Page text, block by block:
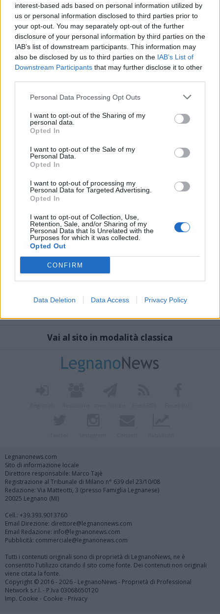
interest-based ads based on personal information utilized by
us or personal information disclosed to third parties prior to
your opt-out. You may separately opt-out of the further
disclosure of your personal information by third parties on the
IAB’s list of downstream participants. This information may
also be disclosed by us to third parties on the IAB’s List of
Downstream Participants that may further disclose it to other
Personal Data Processing Opt Outs
I want to opt-out of the Sharing of my
personal data.
Opted In
I want to opt-out of the Sale of my
Personal Data.
Opted In
I want to opt-out of processing my
Personal Data for Targeted Advertising.
Opted In
I want to opt-out of Collection, Use,
Retention, Sale, and/or Sharing of my
Personal Data that Is Unrelated with the
Purposes for which it was collected.
Opted Out
CONFIRM
Data Deletion Data Access Privacy Policy
articolo.
L'email è richiesta ma non verrà mostrata ai visitatori. Il contenuto di questo
commento esprime il pensiero dell'autore e non rappresenta la linea editoriale
di VareseNews.it, che rimane autonoma e indipendente. I messaggi inclusi nei
commenti non sono testi giornalistici, ma post inviati dai singoli lettori che
Vai al sito in modalità classica
Legnanonews.com
Sito di informazione locale
Direttore responsabile: Marco Tajè
Registrazione al Tribunale di Milano n° 639 del 23/10/08
Redazione: Via Matteotti, 3 (presso Famiglia Legnanese)
20025 Legnano (MI)
Cell.: +39.393.9013760
Email Direzione: direttore@legnanonews.com
Email Redazione: info@legnanonews.com
Pubblicità: commerciale@legnanonews.com
Tutti i contenuti originali sono di proprietà di LegnanoNews, ne è
consentito l'utilizzo citando il sito come fonte. Dei contenuti non originali
viene citata la fonte.
Copyright © 2016 - 2026 - LegnanoNews - Proprietà di Professional
Network s.r.l. - P.Iva 03068650120
Imp. Cookie - Cookie - Privacy